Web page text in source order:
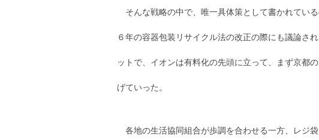
そんな戦略の中で、唯一具体策として書かれてい
６年の容器包装リサイクル法の改正の際にも議論さ
ットで、イオンは有料化の先頭に立って、まず京都
げていった。
各地の生活協同組合が歩調を合わせる一方、レジ